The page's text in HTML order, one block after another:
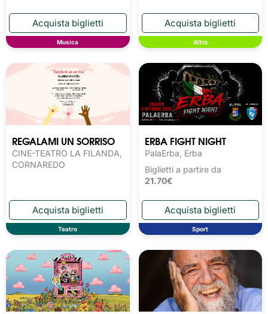
Musica Altro
REGALAMI UN SORRISO
CINE-TEATRO LA FILANDA,
CORNAREDO
Teatro
ERBA FIGHT NIGHT
PalaErba, Erba
Biglietti a partire da
21.70€
Sport